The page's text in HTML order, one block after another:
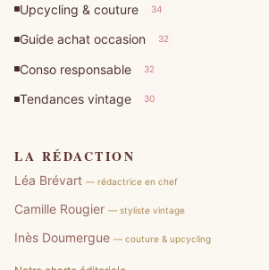
Upcycling & couture 34
Guide achat occasion 32
Conso responsable 32
Tendances vintage 30
LA RÉDACTION
Léa Brévart — rédactrice en chef
Camille Rougier — styliste vintage
Inès Doumergue — couture & upcycling